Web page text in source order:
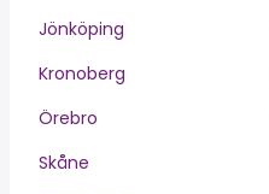
Jönköping
Kronoberg
Örebro
Skåne